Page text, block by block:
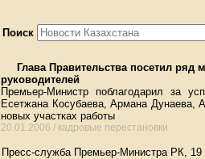
Поиск
Глава Правительства посетил ряд
руководителей
Премьер-Министр поблагодарил за
Есетжана Косубаева, Армана Дунаева,
новых участках работы
20.01.2006 / кадровые перестановки
Пресс-служба Премьер-Министра РК, 19